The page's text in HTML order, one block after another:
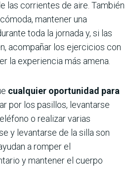
las corrientes de aire. También
mantener una
toda la jornada y, si las
acompañar los ejercicios con
la experiencia más amena.
cualquier oportunidad para
por los pasillos, levantarse
o realizar varias
y levantarse de la silla son
a romper el
y mantener el cuerpo